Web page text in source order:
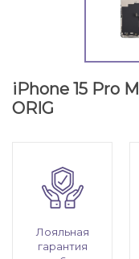
iPhone 15 Pro
ORIG
Лояльная
гарантия